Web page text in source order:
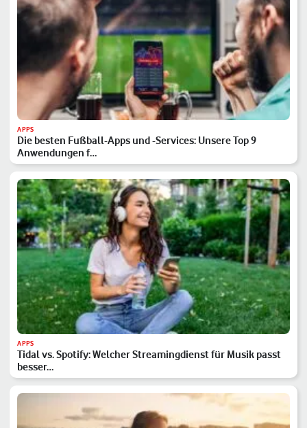
APPS
Die besten Fußball-Apps und -Services: Unsere Top 9
Anwendungen f…
APPS
Tidal vs. Spotify: Welcher Streamingdienst für Musik passt
besser…